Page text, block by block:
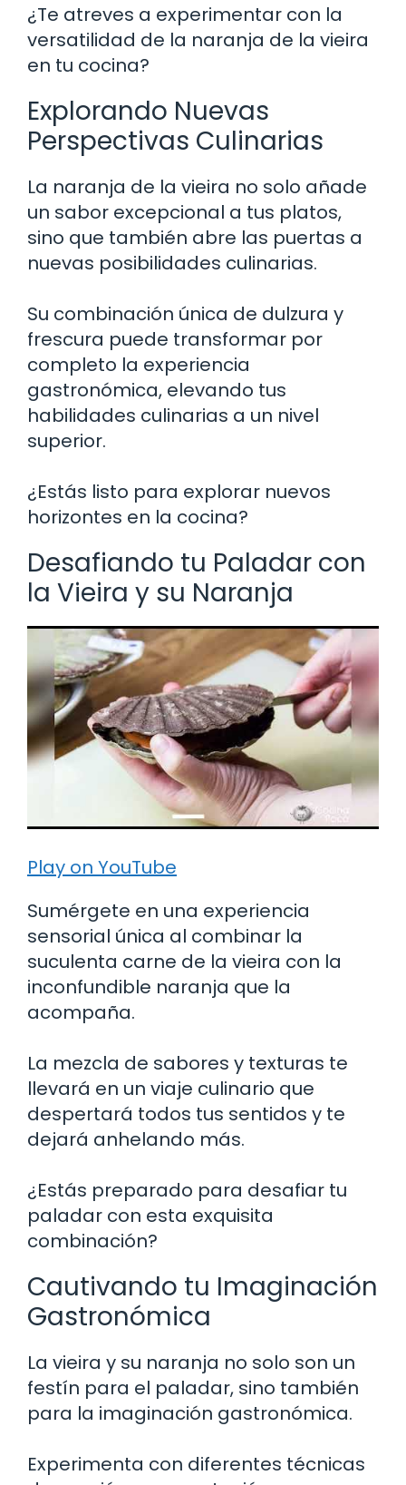
¿Te atreves a experimentar con la
versatilidad de la naranja de la vieira
en tu cocina?
Explorando Nuevas
Perspectivas Culinarias
La naranja de la vieira no solo añade
un sabor excepcional a tus platos,
sino que también abre las puertas a
nuevas posibilidades culinarias.
Su combinación única de dulzura y
frescura puede transformar por
completo la experiencia
gastronómica, elevando tus
habilidades culinarias a un nivel
superior.
¿Estás listo para explorar nuevos
horizontes en la cocina?
Desafiando tu Paladar con
la Vieira y su Naranja
Play on YouTube
Sumérgete en una experiencia
sensorial única al combinar la
suculenta carne de la vieira con la
inconfundible naranja que la
acompaña.
La mezcla de sabores y texturas te
llevará en un viaje culinario que
despertará todos tus sentidos y te
dejará anhelando más.
¿Estás preparado para desafiar tu
paladar con esta exquisita
combinación?
Cautivando tu Imaginación
Gastronómica
La vieira y su naranja no solo son un
festín para el paladar, sino también
para la imaginación gastronómica.
Experimenta con diferentes técnicas